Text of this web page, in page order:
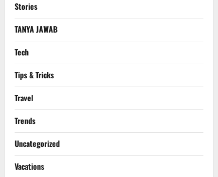
Stories
TANYA JAWAB
Tech
Tips & Tricks
Travel
Trends
Uncategorized
Vacations